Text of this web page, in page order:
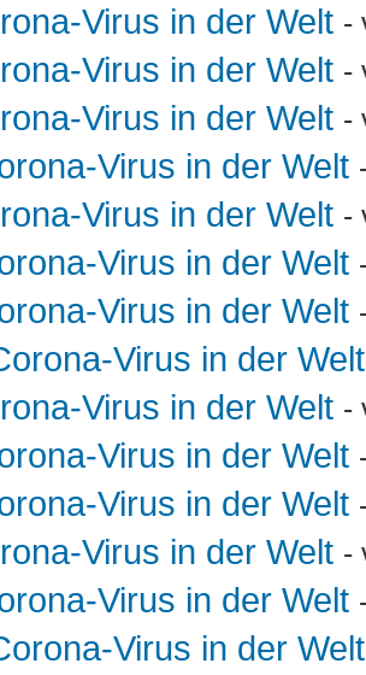
Virus in der Welt -
Virus in der Welt -
Virus in der Welt -
Virus in der Welt
Virus in der Welt -
Virus in der Welt
Virus in der Welt
Virus in der Welt
Virus in der Welt -
Virus in der Welt
Virus in der Welt
Virus in der Welt -
Virus in der Welt
Virus in der Welt